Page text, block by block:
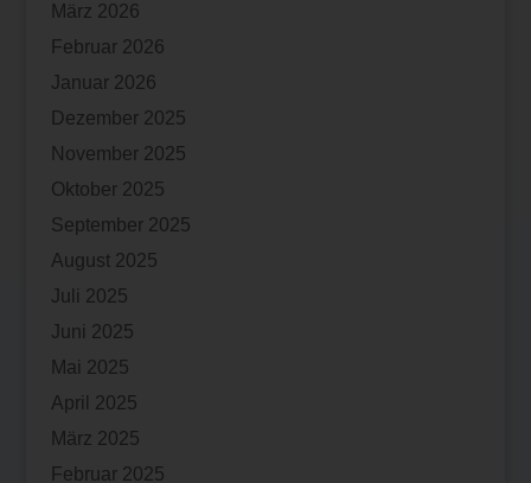
März 2026
Februar 2026
Januar 2026
Dezember 2025
November 2025
Oktober 2025
September 2025
August 2025
Juli 2025
Juni 2025
Mai 2025
April 2025
März 2025
Februar 2025